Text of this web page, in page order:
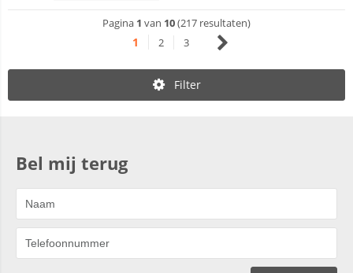
Pagina 1 van 10(217 resultaten)
1 2 3
Filter
Bel mij terug